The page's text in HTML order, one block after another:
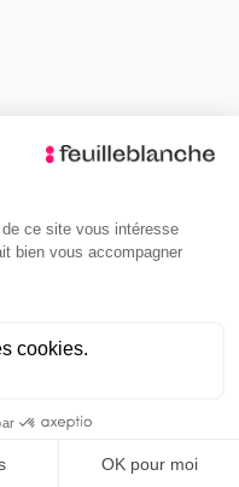
droits réservés.
confidentialité